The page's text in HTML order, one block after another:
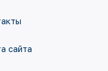
сайта